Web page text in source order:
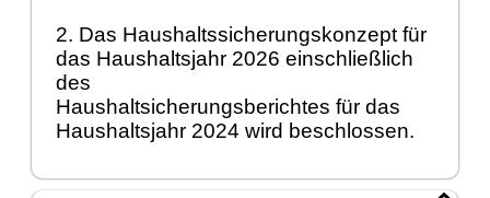
2. Das Haushaltssicherungskonzept für
das Haushaltsjahr 2026 einschließlich
des
Haushaltsicherungsberichtes für das
Haushaltsjahr 2024 wird beschlossen.